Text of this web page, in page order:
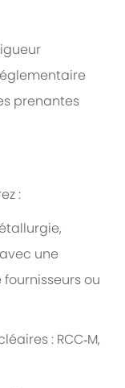
prenantes
:
une
ou
: RCC‑M,